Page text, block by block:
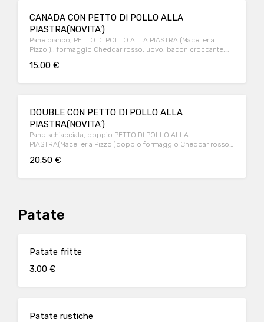
CANADA CON PETTO DI POLLO ALLA
PIASTRA(NOVITA')
Pane bianco, PETTO DI POLLO ALLA PIASTRA (Macelleria
Pizzol)., formaggio Cheddar rosso, uovo, bacon croccante,
15.00 €
DOUBLE CON PETTO DI POLLO ALLA
PIASTRA(NOVITA')
Pane schiacciata, doppio PETTO DI POLLO ALLA
PIASTRA(Macelleria Pizzol)doppio formaggio Cheddar rosso,
20.50 €
Patate
Patate fritte
3.00 €
Patate rustiche